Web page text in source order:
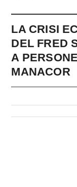
LA CRISI
DEL FRED
A
MANACOR